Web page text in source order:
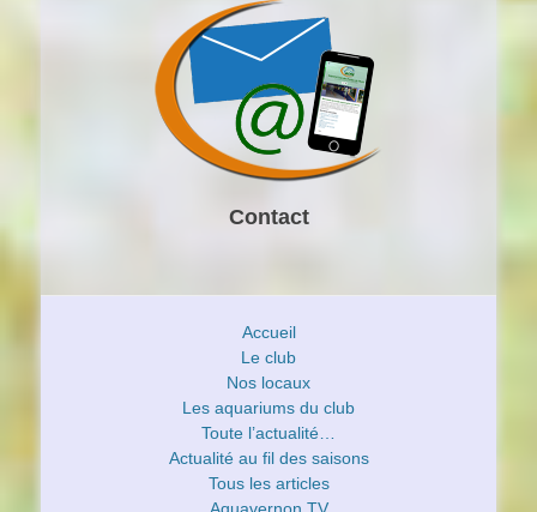
Contact
Accueil
Le club
Nos locaux
Les aquariums du club
Toute l’actualité…
Actualité au fil des saisons
Tous les articles
Aquavernon TV